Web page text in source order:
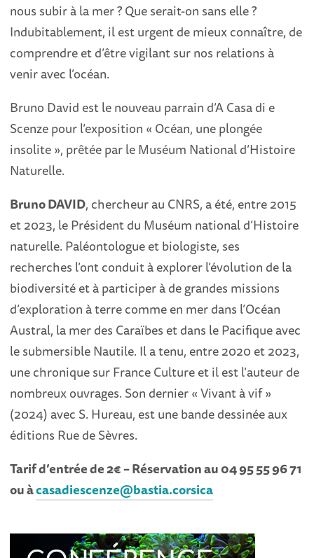
nous subir à la mer ? Que serait-on sans elle ?
Indubitablement, il est urgent de mieux connaître, de
comprendre et d’être vigilant sur nos relations à
venir avec l’océan.
Bruno David est le nouveau parrain d’A Casa di e
Scenze pour l’exposition « Océan, une plongée
insolite », prêtée par le Muséum National d’Histoire
Naturelle.
Bruno DAVID, chercheur au CNRS, a été, entre 2015
et 2023, le Président du Muséum national d’Histoire
naturelle. Paléontologue et biologiste, ses
recherches l’ont conduit à explorer l’évolution de la
biodiversité et à participer à de grandes missions
d’exploration à terre comme en mer dans l’Océan
Austral, la mer des Caraïbes et dans le Pacifique avec
le submersible Nautile. Il a tenu, entre 2020 et 2023,
une chronique sur France Culture et il est l’auteur de
nombreux ouvrages. Son dernier « Vivant à vif »
(2024) avec S. Hureau, est une bande dessinée aux
éditions Rue de Sèvres.
Tarif d’entrée de 2€ – Réservation au 04 95 55 96 71
ou àcasadiescenze@bastia.corsica